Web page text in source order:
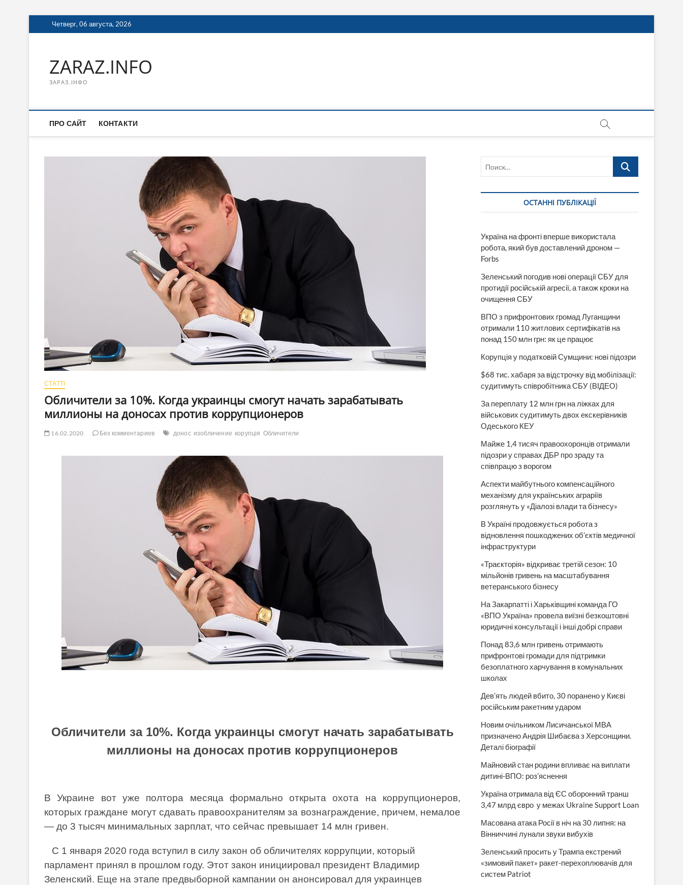
Перейти
к
Четверг, 06 августа, 2026
ZARAZ.INFO
ЗАРАЗ.ІНФО
ПРО САЙТ КОНТАКТИ
СТАТТІ
Обличители за 10%. Когда украинцы смогут начать зарабатывать
миллионы на доносах против коррупционеров
16.02.2020 Без комментариев донос изобличение корупція Обличители
Обличители за 10%. Когда украинцы смогут начать зарабатывать
миллионы на доносах против коррупционеров
В Украине вот уже полтора месяца формально открыта охота на коррупционеров,
которых граждане могут сдавать правоохранителям за вознаграждение, причем, немалое
— до 3 тысяч минимальных зарплат, что сейчас превышает 14 млн гривен.
С 1 января 2020 года вступил в силу закон об обличителях коррупции, который
парламент принял в прошлом году. Этот закон инициировал президент Владимир
Зеленский. Еще на этапе предвыборной кампании он анонсировал для украинцев
Поиск…
ОСТАННІ ПУБЛІКАЦІЇ
Україна на фронті вперше використала
робота, який був доставлений дроном —
Forbs
Зеленський погодив нові операції СБУ для
протидії російській агресії, а також кроки на
очищення СБУ
ВПО з прифронтових громад Луганщини
отримали 110 житлових сертифікатів на
понад 150 млн грн: як це працює
Корупція у податковій Сумщини: нові підозри
$68 тис. хабаря за відстрочку від мобілізації:
судитимуть співробітника СБУ (ВІДЕО)
За переплату 12 млн грн на ліжках для
військових судитимуть двох екскерівників
Одеського КЕУ
Майже 1,4 тисяч правоохоронців отримали
підозри у справах ДБР про зраду та
співпрацю з ворогом
Аспекти майбутнього компенсаційного
механізму для українських аграріїв
розглянуть у «Діалозі влади та бізнесу»
В Україні продовжується робота з
відновлення пошкоджених об’єктів медичної
інфраструктури
«Траєкторія» відкриває третій сезон: 10
мільйонів гривень на масштабування
ветеранського бізнесу
На Закарпатті і Харьківщині команда ГО
«ВПО Україна» провела виїзні безкоштовні
юридичні консультації і інші добрі справи
Понад 83,6 млн гривень отримають
прифронтові громади для підтримки
безоплатного харчування в комунальних
школах
Дев’ять людей вбито, 30 поранено у Києві
російським ракетним ударом
Новим очільником Лисичанської МВА
призначено Андрія Шибаєва з Херсонщини.
Деталі біографії
Майновий стан родини впливає на виплати
дитині-ВПО: роз’яснення
Україна отримала від ЄС оборонний транш
3,47 млрд євро у межах Ukraine Support Loan
Масована атака Росії в ніч на 30 липня: на
Вінниччині лунали звуки вибухів
Зеленський просить у Трампа екстрений
«зимовий пакет» ракет-перехоплювачів для
систем Patriot